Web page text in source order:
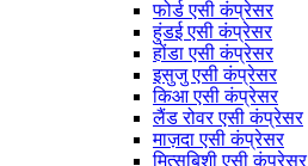
फोर्ड एसी कंप्रेसर
हुंडई एसी कंप्रेसर
होंडा एसी कंप्रेसर
इसुजु एसी कंप्रेसर
किआ एसी कंप्रेसर
लैंड रोवर एसी कंप्रेसर
माज़दा एसी कंप्रेसर
मित्सुबिशी एसी कंप्रेसर